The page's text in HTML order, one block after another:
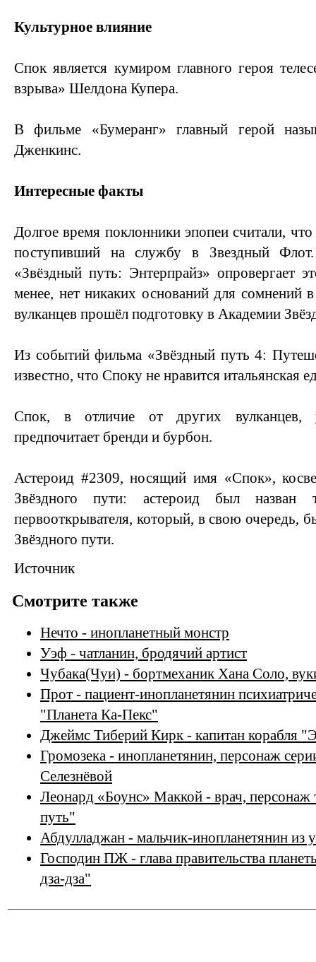
Культурное влияние
Спок является кумиром главного героя
взрыва» Шелдона Купера.
В фильме «Бумеранг» главный герой
Дженкинс.
Интересные факты
Долгое время поклонники эпопеи считали,
поступивший на службу в Звездный
«Звёздный путь: Энтерпрайз» опровергает
менее, нет никаких оснований для сомнений
вулканцев прошёл подготовку в Академии
Из событий фильма «Звёздный путь 4:
известно, что Споку не нравится итальянская
Спок, в отличие от других вулканцев,
предпочитает бренди и бурбон.
Астероид #2309, носящий имя «Спок»,
Звёздного пути: астероид был
первооткрывателя, который, в свою очередь,
Звёздного пути.
Источник
Смотрите также
Нечто - инопланетный монстр
Уэф - чатланин, бродячий артист
Чубака(Чуи) - бортмеханик Хана Соло,
Прот - пациент-инопланетянин
"Планета Ка-Пекс"
Джеймс Тиберий Кирк - капитан корабля
Громозека - инопланетянин, персонаж
Селезнёвой
Леонард «Боунс» Маккой - врач, персонаж
путь"
Абдулладжан - мальчик-инопланетянин из
Господин ПЖ - глава правительства
дза-дза"